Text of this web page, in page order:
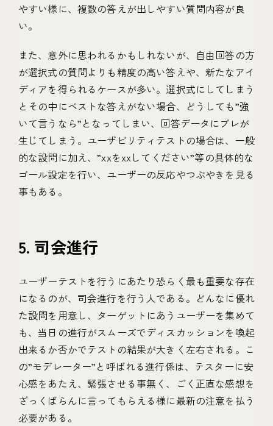
やすい様に、複数の答えが出しやすい質問内容が良
い。
また、意外に思われるかもしれないが、自由回答の方
が選択式の質問よりも精度の高い答えや、新たなアイ
ディアを得られるケースが多い。選択式にしてしまう
とその中にベストな答えがない場合、どうしても”強
いて言うなら”となってしまい、回答データにブレが
生じてしまう。ユーザビリティテストの場合は、一般
的な設問に加え、”xxをxxしてください”等の具体的な
ゴール設定を行い、ユーザーの反応やつぶやきを見る
事もある。
5. 司会進行
ユーザーテストを行うにあたり恐らく最も重要な存在
になるのが、司会進行を行う人である。どんなに優れ
た設問を用意し、ターゲットにあうユーザーを集めて
も、当日の進行がスムーズでディスカッションを喚起
出来るか否かでテストの結果が大きく左右される。こ
の”モデレーター”と呼ばれる進行係は、テスターに安
心感をあたえ、緊張させる事無く、ごく正直な感想を
ざっくばらんに言ってもらえる様に最新の注意を払う
必要がある。